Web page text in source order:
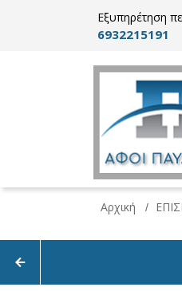
Εξυπηρέτηση
6932215191
Αρχική /